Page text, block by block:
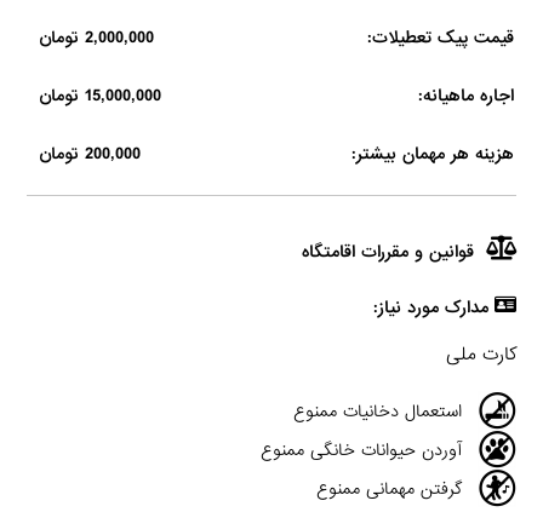
قیمت پیک تعطیلات: 2,000,000 تومان
اجاره ماهیانه: 15,000,000 تومان
هزینه هر مهمان بیشتر: 200,000 تومان
قوانین و مقررات اقامتگاه
مدارک مورد نیاز:
کارت ملی
استعمال دخانیات ممنوع
آوردن حیوانات خانگی ممنوع
گرفتن مهمانی ممنوع